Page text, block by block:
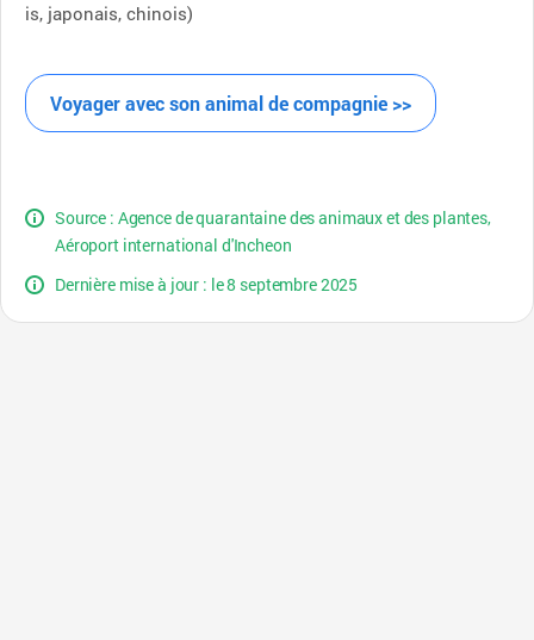
is, japonais, chinois)
Voyager avec son animal de compagnie >>
Source : Agence de quarantaine des animaux et des plantes,
Aéroport international d'Incheon
Dernière mise à jour : le 8 septembre 2025